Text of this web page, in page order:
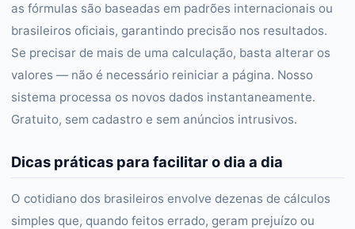
as fórmulas são baseadas em padrões internacionais ou
brasileiros oficiais, garantindo precisão nos resultados.
Se precisar de mais de uma calculação, basta alterar os
valores — não é necessário reiniciar a página. Nosso
sistema processa os novos dados instantaneamente.
Gratuito, sem cadastro e sem anúncios intrusivos.
Dicas práticas para facilitar o dia a dia
O cotidiano dos brasileiros envolve dezenas de cálculos
simples que, quando feitos errado, geram prejuízo ou